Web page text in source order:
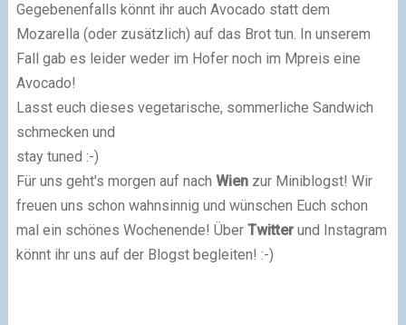
Gegebenenfalls könnt ihr auch Avocado statt dem
Mozarella (oder zusätzlich) auf das Brot tun. In unserem
Fall gab es leider weder im Hofer noch im Mpreis eine
Avocado!
Lasst euch dieses vegetarische, sommerliche Sandwich
schmecken und
stay tuned :-)
Für uns geht's morgen auf nach Wienzur Miniblogst! Wir
freuen uns schon wahnsinnig und wünschen Euch schon
mal ein schönes Wochenende! Über Twitterund Instagram
könnt ihr uns auf der Blogst begleiten! :-)